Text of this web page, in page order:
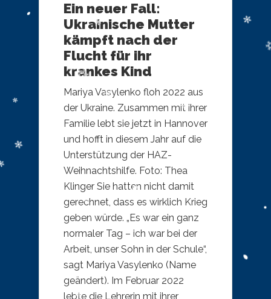
Ein neuer Fall:
Ukrainische Mutter
kämpft nach der
Flucht für ihr
krankes Kind
Mariya Vasylenko floh 2022 aus
der Ukraine. Zusammen mit ihrer
Familie lebt sie jetzt in Hannover
und hofft in diesem Jahr auf die
Unterstützung der HAZ-
Weihnachtshilfe. Foto: Thea
Klinger Sie hatten nicht damit
gerechnet, dass es wirklich Krieg
geben würde. „Es war ein ganz
normaler Tag – ich war bei der
Arbeit, unser Sohn in der Schule“,
sagt Mariya Vasylenko (Name
geändert). Im Februar 2022
lebte die Lehrerin mit ihrer